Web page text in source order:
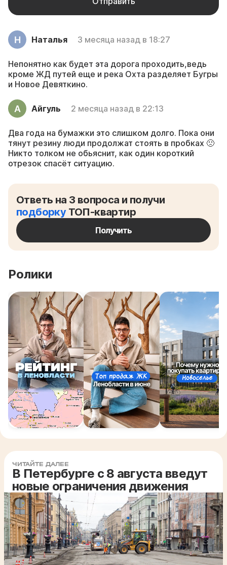
Наталья 3 месяца назад в 18:27
Непонятно как будет эта дорога проходить,ведь
кроме ЖД путей еще и река Охта разделяет Бугры
и Новое Девяткино.
Айгуль 2 месяца назад в 22:13
Два года на бумажки это слишком долго. Пока они
тянут резину люди продолжат стоять в пробках 🙁
Никто толком не обьяснит, как один короткий
отрезок спасёт ситуацию.
Ответь на 3 вопроса и получи
подборкуТОП-квартир
Получить
Ролики
ЧИТАЙТЕ ДАЛЕЕ
В Петербурге с 8 августа введут
новые ограничения движения